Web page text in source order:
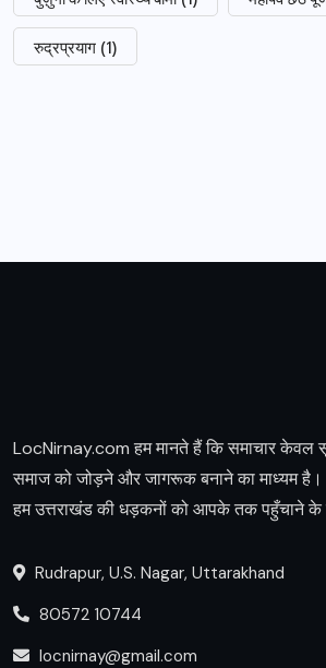
रुद्रप्रयाग (1)
LocNirnay.com हम मानते हैं कि समाचार केवल
समाज को जोड़ने और जागरूक बनाने का माध्यम
हम उत्तराखंड की धड़कनों को आपके तक पहुँचाने के
Rudrapur, U.S. Nagar, Uttarakhand
80572 10744
locnirnay@gmail.com